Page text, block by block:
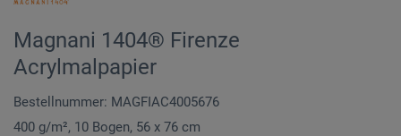
Magnani 1404® Firenze
Acrylmalpapier
Bestellnummer: MAGFIAC4005676
400 g/m², 10 Bogen, 56 x 76 cm